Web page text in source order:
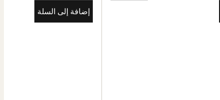
إضافة إلى السلة